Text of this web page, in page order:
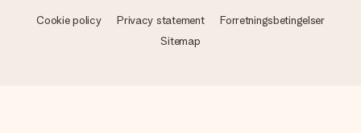
Cookie policy Privacy statement
Forretningsbetingelser
Sitemap